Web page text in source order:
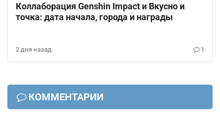
Коллаборация Genshin Impact и Вкусно и
точка: дата начала, города и награды
2 дня назад 1
КОММЕНТАРИИ